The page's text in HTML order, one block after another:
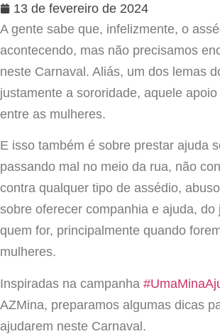
13 de fevereiro de 2024
A gente sabe que, infelizmente, o
acontecendo, mas não precisamos
neste Carnaval. Aliás, um dos lemas
justamente a sororidade, aquele
entre as mulheres.
E isso também é sobre prestar ajuda
passando mal no meio da rua, não
contra qualquer tipo de assédio,
sobre oferecer companhia e ajuda, do
quem for, principalmente quando
mulheres.
Inspiradas na campanha
AZMina, preparamos algumas dicas
ajudarem neste Carnaval.